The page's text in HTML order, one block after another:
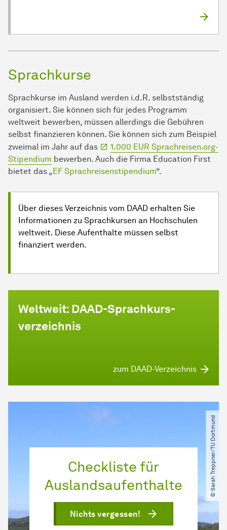
Sprachkurse
Sprachkurse im Ausland werden i.d.R. selbstständig
organisiert. Sie können sich für jedes Programm
weltweit bewerben, müssen allerdings die Gebühren
selbst finanzieren können. Sie können sich zum Beispiel
zweimal im Jahr auf das
1.000 EUR Sprachreisen.org-
Stipendium bewerben. Auch die Firma Education First
bietet das „EF Sprachreisenstipendium“.
Über dieses Verzeichnis vom DAAD erhalten Sie
Informationen zu Sprachkursen an Hochschulen
weltweit. Diese Aufenthalte müssen selbst
finanziert werden.
Weltweit: DAAD-Sprachkurs-
verzeichnis
zum DAAD-Verzeichnis
Checkliste für
Auslandsaufenthalte
Nichts vergessen!
© Sarah Treppner​/​TU Dortmund